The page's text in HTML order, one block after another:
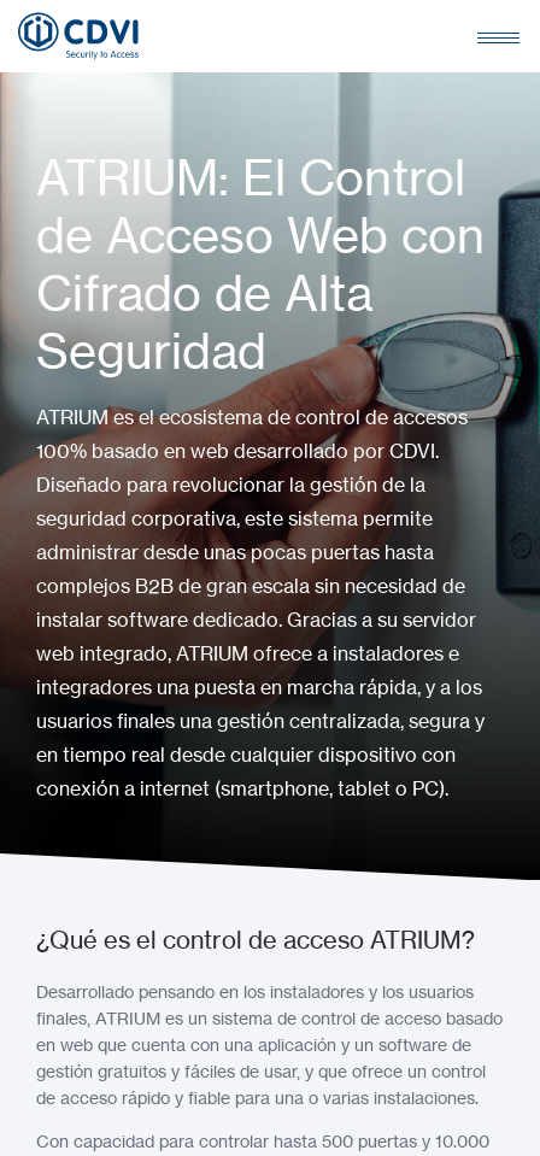
ATRIUM: El Control
de Acceso Web con
Cifrado de Alta
Seguridad
ATRIUM es el ecosistema de control de accesos
100% basado en web desarrollado por CDVI.
Diseñado para revolucionar la gestión de la
seguridad corporativa, este sistema permite
administrar desde unas pocas puertas hasta
complejos B2B de gran escala sin necesidad de
instalar software dedicado. Gracias a su servidor
web integrado, ATRIUM ofrece a instaladores e
integradores una puesta en marcha rápida, y a los
usuarios finales una gestión centralizada, segura y
en tiempo real desde cualquier dispositivo con
conexión a internet (smartphone, tablet o PC).
¿Qué es el control de acceso ATRIUM?
Desarrollado pensando en los instaladores y los usuarios
finales, ATRIUM es un sistema de control de acceso basado
en web que cuenta con una aplicación y un software de
gestión gratuitos y fáciles de usar, y que ofrece un control
de acceso rápido y fiable para una o varias instalaciones.
Con capacidad para controlar hasta 500 puertas y 10.000